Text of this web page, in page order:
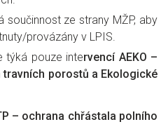
součinnost ze strany MŽP, aby
provázány v LPIS.
týká pouze intervencí AEKO –
porostů a Ekologické
– ochrana chřástala polního